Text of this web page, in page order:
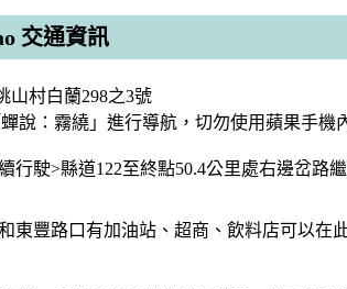
交通資訊
山村白蘭298之3號
說：霧繞」進行導航，切勿使用蘋果手機
行駛>縣道122至終點50.4公里處右邊岔路
東豐路口有加油站、超商、飲料店可以在